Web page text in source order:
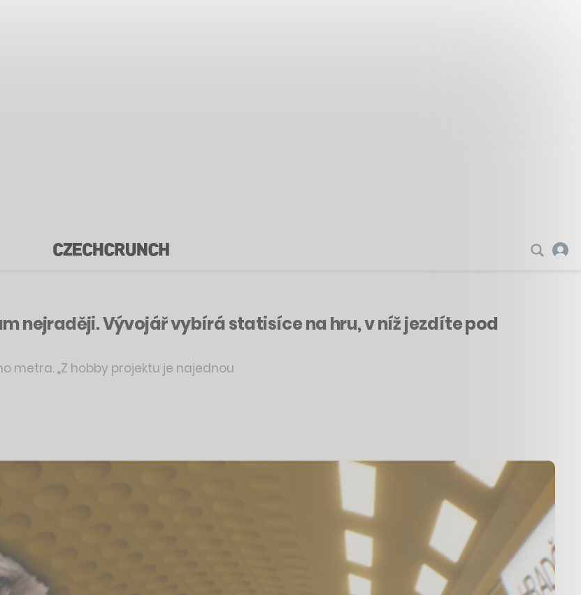
nejraději. Vývojář vybírá statisíce na hru, v níž jezdíte pod
metra. „Z hobby projektu je najednou